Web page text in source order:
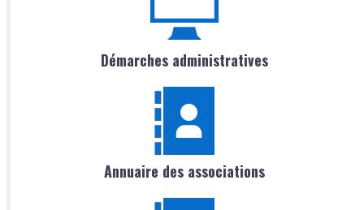
Démarches administratives
Annuaire des associations